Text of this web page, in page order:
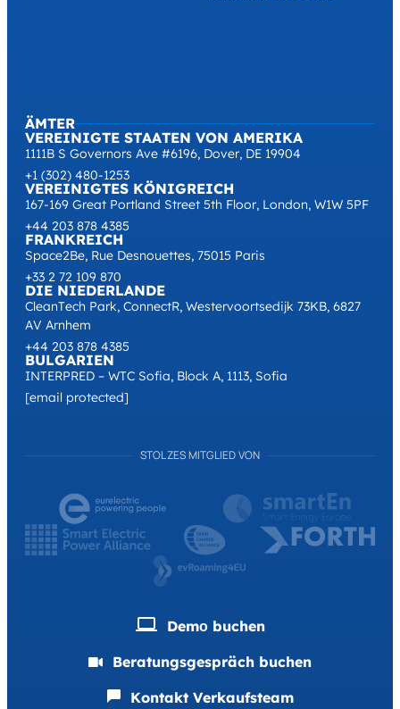
ÄMTER
VEREINIGTE STAATEN VON AMERIKA
1111B S Governors Ave #6196, Dover, DE 19904
+1 (302) 480-1253
VEREINIGTES KÖNIGREICH
167-169 Great Portland Street 5th Floor, London, W1W 5PF
+44 203 878 4385
FRANKREICH
Space2Be, Rue Desnouettes, 75015 Paris
+33 2 72 109 870
DIE NIEDERLANDE
CleanTech Park, ConnectR, Westervoortsedijk 73KB, 6827
AV Arnhem
+44 203 878 4385
BULGARIEN
INTERPRED – WTC Sofia, Block A, 1113, Sofia
[email protected]
STOLZES MITGLIED VON
Demо buchen
Beratungsgespräch buchen
Kontakt Verkaufsteam